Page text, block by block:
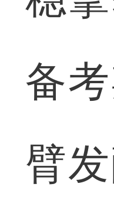
备
臂